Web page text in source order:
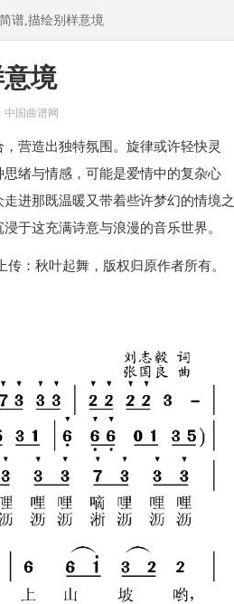
谱,描绘别样意境
境
中国曲谱网
营造出独特氛围。旋律或许轻快灵
绪与情感，可能是爱情中的复杂心
进那既温暖又带着些许梦幻的情境之
于这充满诗意与浪漫的音乐世界。
：秋叶起舞，版权归原作者所有。